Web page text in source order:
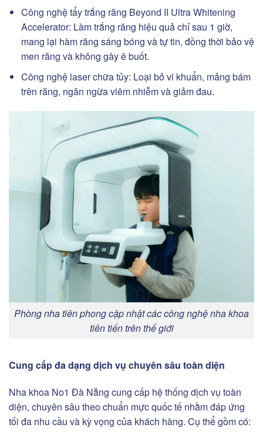
Công nghệ tẩy trắng răng Beyond II Ultra Whitening
Accelerator: Làm trắng răng hiệu quả chỉ sau 1 giờ,
mang lại hàm răng sáng bóng và tự tin, đồng thời bảo vệ
men răng và không gây ê buốt.
Công nghệ laser chữa tủy: Loại bỏ vi khuẩn, mảng bám
trên răng, ngăn ngừa viêm nhiễm và giảm đau.
Phòng nha tiên phong cập nhật các công nghệ nha khoa
tiên tiến trên thế giới
Cung cấp đa dạng dịch vụ chuyên sâu toàn diện
Nha khoa No1 Đà Nẵng cung cấp hệ thống dịch vụ toàn
diện, chuyên sâu theo chuẩn mực quốc tế nhằm đáp ứng
tối đa nhu cầu và kỳ vọng của khách hàng. Cụ thể gồm có: